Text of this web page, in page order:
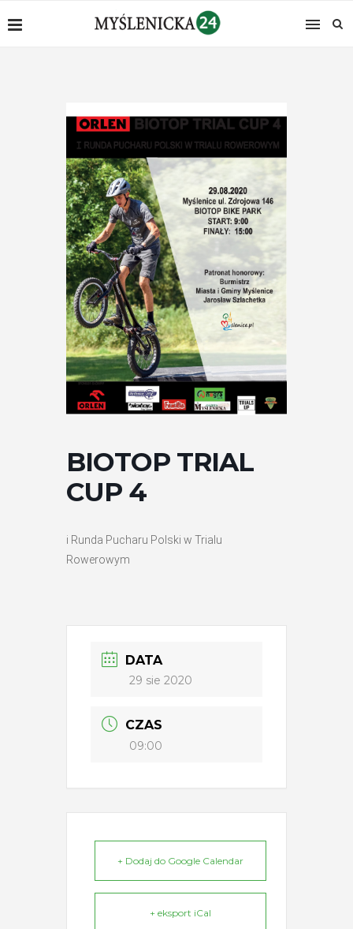
BIOTOP TRIAL
CUP 4
i Runda Pucharu Polski w Trialu
Rowerowym
DATA
29 sie 2020
CZAS
09:00
+ Dodaj do Google Calendar
+ eksport iCal